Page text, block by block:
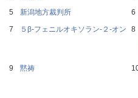
新潟地方裁判所
５β‐フェニルオキソラン‐２‐オン
黙祷